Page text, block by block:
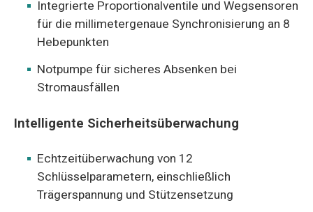
Integrierte Proportionalventile und Wegsensoren
für die millimetergenaue Synchronisierung an 8
Hebepunkten
Notpumpe für sicheres Absenken bei
Stromausfällen
Intelligente Sicherheitsüberwachung
Echtzeitüberwachung von 12
Schlüsselparametern, einschließlich
Trägerspannung und Stützensetzung